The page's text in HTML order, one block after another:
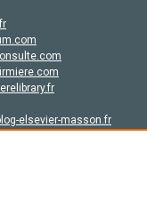
elsevier-masson.fr